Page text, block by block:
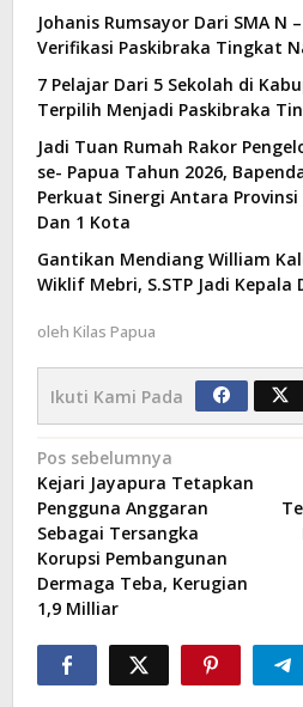
Johanis Rumsayor Dari SMA N
Verifikasi Paskibraka Tingkat
7 Pelajar Dari 5 Sekolah di
Terpilih Menjadi Paskibraka
Jadi Tuan Rumah Rakor
se- Papua Tahun 2026,
Perkuat Sinergi Antara
Dan 1 Kota
Gantikan Mendiang William
Wiklif Mebri, S.STP Jadi
oleh Kilas Papua
Ikuti Kami Pada
Navigasi
pos
Pos sebelumnya
Kejari Jayapura Tetapkan
Pengguna Anggaran
Sebagai Tersangka
Korupsi Pembangunan
Dermaga Teba, Kerugian
1,9 Milliar